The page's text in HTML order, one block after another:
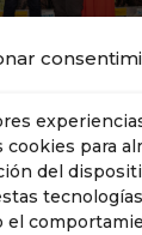
para
del
el